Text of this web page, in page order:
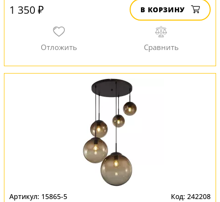
1 350 ₽ В КОРЗИНУ
15865-5 242208